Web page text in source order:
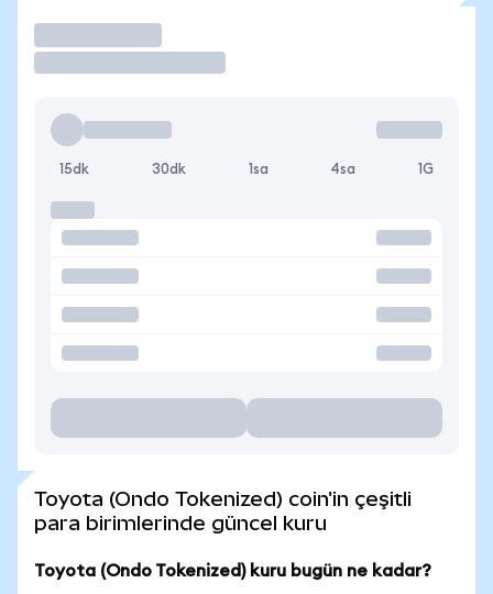
15dk 30dk 1sa 4sa 1G
Toyota (Ondo Tokenized) coin'in çeşitli
para birimlerinde güncel kuru
Toyota (Ondo Tokenized) kuru bugün ne kadar?